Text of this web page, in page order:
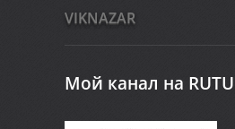
VIKNAZAR
Мой канал на